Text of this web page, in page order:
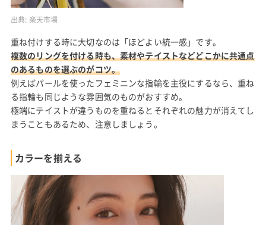
出典: 楽天市場
重ね付けする時に大切なのは「ほどよい統一感」です。
複数のリングを付ける時も、素材やテイストなどどこかに共通点
のあるものを選ぶのがコツ。
例えばパールを使ったフェミニンな指輪を主役にするなら、重ね
る指輪も同じような雰囲気のものがおすすめ。
極端にテイストが違うものを重ねるとそれぞれの魅力が消えてし
まうこともあるため、注意しましょう。
カラーを揃える